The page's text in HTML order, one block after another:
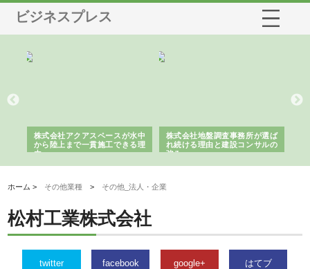
ビジネスプレス
株式会社アクアスペースが水中
から陸上まで一貫施工できる理
由
株式会社地盤調査事務所が選ば
れ続ける理由と建設コンサルの
強み
ホーム > その他業種 > その他_法人・企業
松村工業株式会社
twitter facebook google+ はてブ